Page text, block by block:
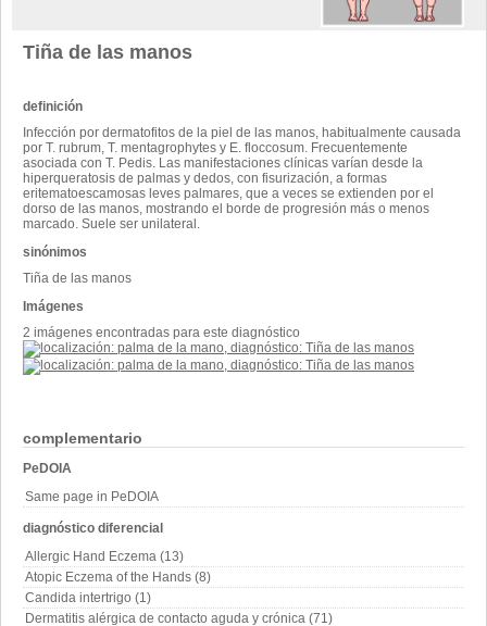
complementario
PeDOIA
Same page in PeDOIA
diagnóstico diferencial
Allergic Hand Eczema (13)
Atopic Eczema of the Hands (8)
Candida intertrigo (1)
Dermatitis alérgica de contacto aguda y crónica (71)
Tiña de las manos
definición
Infección por dermatofitos de la piel de las manos, habitualmente causada
por T. rubrum, T. mentagrophytes y E. floccosum. Frecuentemente
asociada con T. Pedis. Las manifestaciones clínicas varían desde la
hiperqueratosis de palmas y dedos, con fisurización, a formas
eritematoescamosas leves palmares, que a veces se extienden por el
dorso de las manos, mostrando el borde de progresión más o menos
marcado. Suele ser unilateral.
sinónimos
Tiña de las manos
Imágenes
2 imágenes encontradas para este diagnóstico